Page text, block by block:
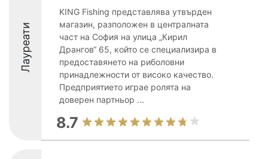
Лауреати
KING Fishing представлява утвърден
магазин, разположен в централната
част на София на улица „Кирил
Дрангов“ 65, който се специализира в
предоставянето на риболовни
принадлежности от високо качество.
Предприятието играе ролята на
доверен партньор ...
8.7